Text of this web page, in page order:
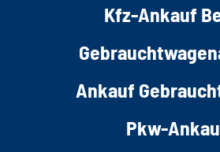
Kfz-Ankauf
Ankauf
Pkw-